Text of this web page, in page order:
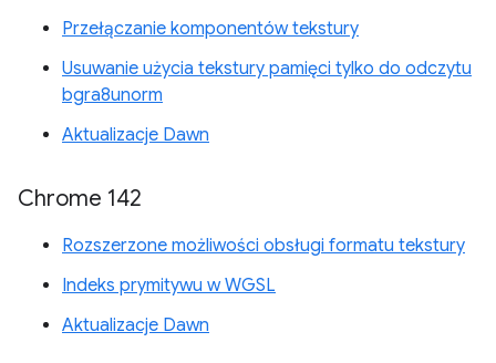
Przełączanie komponentów tekstury
Usuwanie użycia tekstury pamięci tylko do odczytu
bgra8unorm
Aktualizacje Dawn
Chrome 142
Rozszerzone możliwości obsługi formatu tekstury
Indeks prymitywu w WGSL
Aktualizacje Dawn